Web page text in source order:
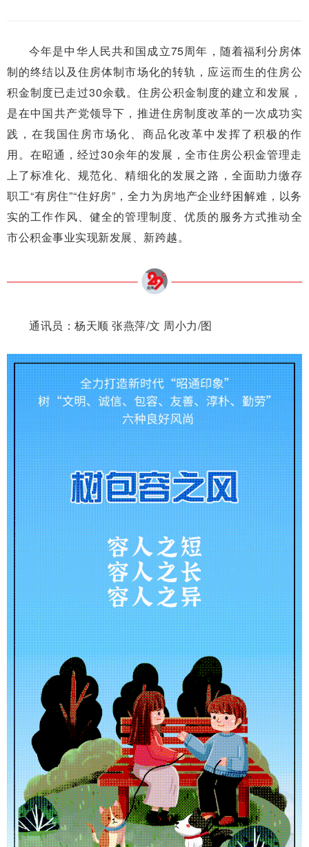
今年是中华人民共和国成立75周年，随着福利分房体
制的终结以及住房体制市场化的转轨，应运而生的住房公
积金制度已走过30余载。住房公积金制度的建立和发展，
是在中国共产党领导下，推进住房制度改革的一次成功实
践，在我国住房市场化、商品化改革中发挥了积极的作
用。在昭通，经过30余年的发展，全市住房公积金管理走
上了标准化、规范化、精细化的发展之路，全面助力缴存
职工“有房住”“住好房”，全力为房地产企业纾困解难，以务
实的工作作风、健全的管理制度、优质的服务方式推动全
市公积金事业实现新发展、新跨越。
通讯员：杨天顺 张燕萍/文 周小力/图